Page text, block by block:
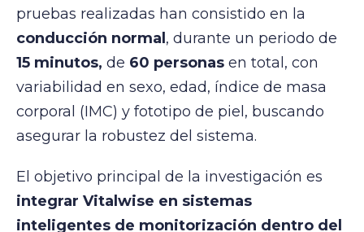
pruebas realizadas han consistido en la
conducción normal , durante un periodo de
15 minutos, de 60 personas en total, con
variabilidad en sexo, edad, índice de masa
corporal (IMC) y fototipo de piel, buscando
asegurar la robustez del sistema.
El objetivo principal de la investigación es
integrar Vitalwise en sistemas
inteligentes de monitorización dentro del